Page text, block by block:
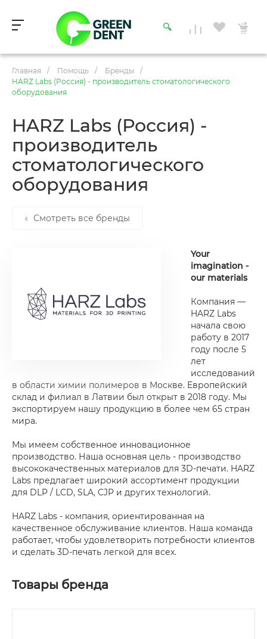
Главная / Помощь / Бренды
/
HARZ Labs (Россия) - производитель стоматологического
оборудования
HARZ Labs (Россия) -
производитель
стоматологического
оборудования
Смотреть все бренды
Your
imagination -
our materials
Компания —
HARZ Labs
начала свою
работу в 2017
году после 5
лет
исследований
в области химии полимеров в Москве. Европейский
склад и филиал в Латвии был открыт в 2018 году. Мы
экспортируем нашу продукцию в более чем 65 стран
мира.
Мы имеем собственное инновационное
производство. Наша основная цель - производство
высококачественных материалов для 3D-печати. HARZ
Labs предлагает широкий ассортимент продукции
для DLP / LCD, SLA, CJP и других технологий.
HARZ Labs - компания, ориентированная на
качественное обслуживание клиентов. Наша команда
работает, чтобы удовлетворить потребности клиентов
и сделать 3D-печать легкой для всех.
Товары бренда